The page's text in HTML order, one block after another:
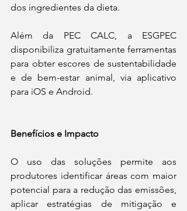
dos ingredientes da dieta.
Além da PEC CALC, a ESGPEC
disponibiliza gratuitamente ferramentas
para obter escores de sustentabilidade
e de bem-estar animal, via aplicativo
para iOS e Android.
Benefícios e Impacto
O uso das soluções permite aos
produtores identificar áreas com maior
potencial para a redução das emissões,
aplicar estratégias de mitigação e